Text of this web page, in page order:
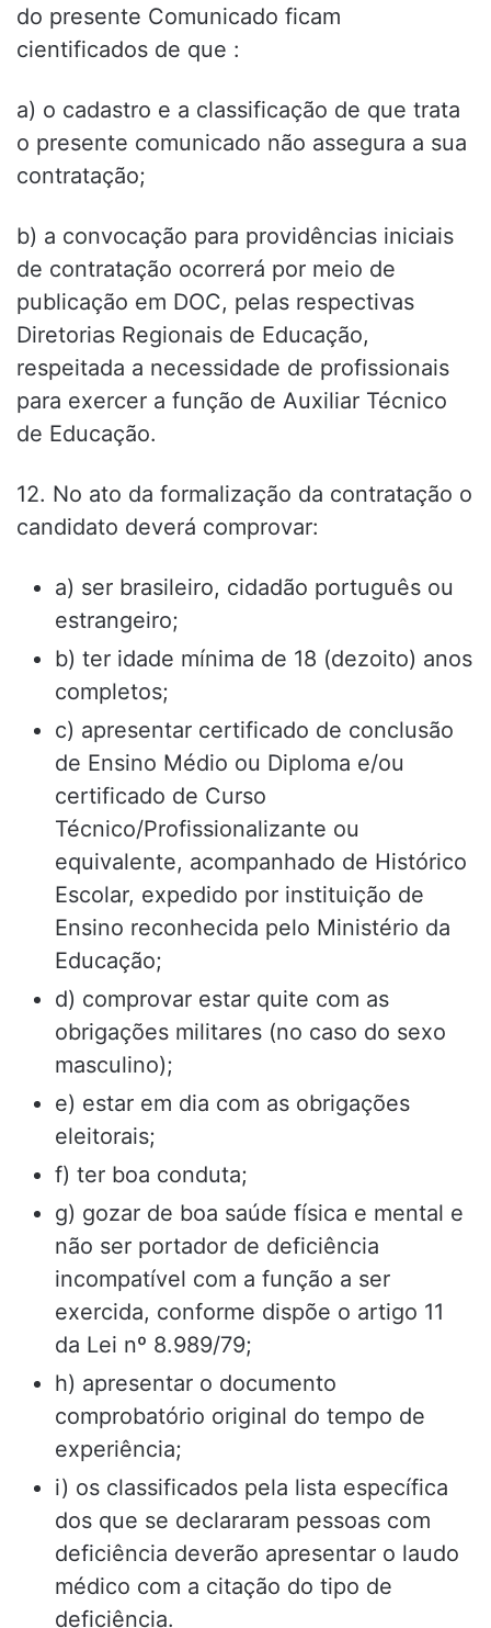
do presente Comunicado ficam
cientificados de que :
a) o cadastro e a classificação de que trata
o presente comunicado não assegura a sua
contratação;
b) a convocação para providências iniciais
de contratação ocorrerá por meio de
publicação em DOC, pelas respectivas
Diretorias Regionais de Educação,
respeitada a necessidade de profissionais
para exercer a função de Auxiliar Técnico
de Educação.
12. No ato da formalização da contratação o
candidato deverá comprovar:
a) ser brasileiro, cidadão português ou
estrangeiro;
b) ter idade mínima de 18 (dezoito) anos
completos;
c) apresentar certificado de conclusão
de Ensino Médio ou Diploma e/ou
certificado de Curso
Técnico/Profissionalizante ou
equivalente, acompanhado de Histórico
Escolar, expedido por instituição de
Ensino reconhecida pelo Ministério da
Educação;
d) comprovar estar quite com as
obrigações militares (no caso do sexo
masculino);
e) estar em dia com as obrigações
eleitorais;
f) ter boa conduta;
g) gozar de boa saúde física e mental e
não ser portador de deficiência
incompatível com a função a ser
exercida, conforme dispõe o artigo 11
da Lei nº 8.989/79;
h) apresentar o documento
comprobatório original do tempo de
experiência;
i) os classificados pela lista específica
dos que se declararam pessoas com
deficiência deverão apresentar o laudo
médico com a citação do tipo de
deficiência.